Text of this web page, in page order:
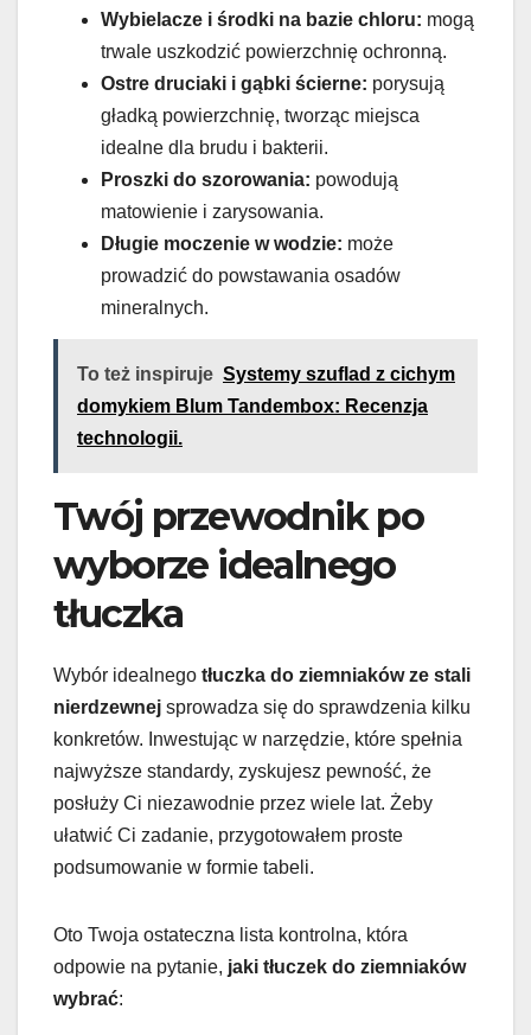
Wybielacze i środki na bazie chloru: mogą
trwale uszkodzić powierzchnię ochronną.
Ostre druciaki i gąbki ścierne: porysują
gładką powierzchnię, tworząc miejsca
idealne dla brudu i bakterii.
Proszki do szorowania: powodują
matowienie i zarysowania.
Długie moczenie w wodzie: może
prowadzić do powstawania osadów
mineralnych.
To też inspiruje Systemy szuflad z cichym
domykiem Blum Tandembox: Recenzja
technologii.
Twój przewodnik po
wyborze idealnego
tłuczka
Wybór idealnego tłuczka do ziemniaków ze stali
nierdzewnej sprowadza się do sprawdzenia kilku
konkretów. Inwestując w narzędzie, które spełnia
najwyższe standardy, zyskujesz pewność, że
posłuży Ci niezawodnie przez wiele lat. Żeby
ułatwić Ci zadanie, przygotowałem proste
podsumowanie w formie tabeli.
Oto Twoja ostateczna lista kontrolna, która
odpowie na pytanie, jaki tłuczek do ziemniaków
wybrać: